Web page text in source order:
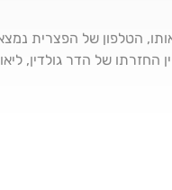
ומחרפן אותו, הטלפון של
של הדר גולדין,